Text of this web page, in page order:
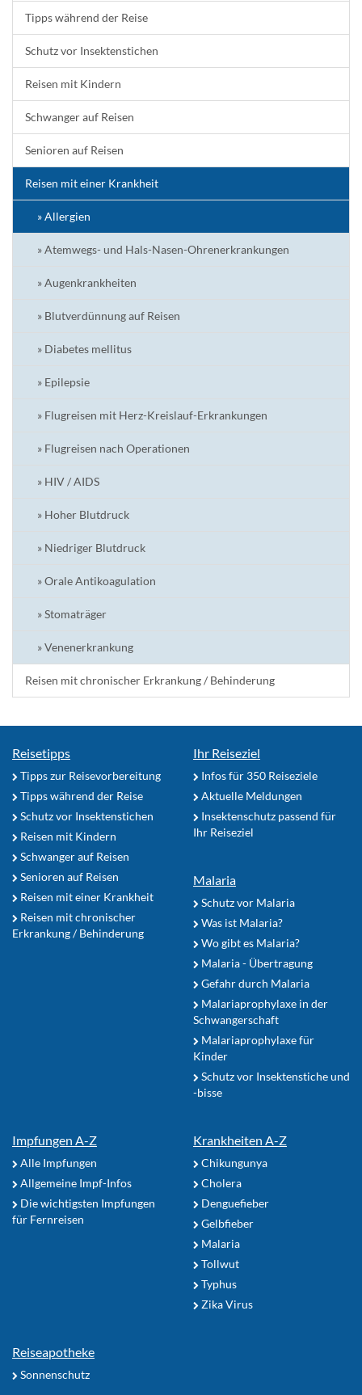
Tipps während der Reise
Schutz vor Insektenstichen
Reisen mit Kindern
Schwanger auf Reisen
Senioren auf Reisen
Reisen mit einer Krankheit
» Allergien
» Atemwegs- und Hals-Nasen-Ohrenerkrankungen
» Augenkrankheiten
» Blutverdünnung auf Reisen
» Diabetes mellitus
» Epilepsie
» Flugreisen mit Herz-Kreislauf-Erkrankungen
» Flugreisen nach Operationen
» HIV / AIDS
» Hoher Blutdruck
» Niedriger Blutdruck
» Orale Antikoagulation
» Stomaträger
» Venenerkrankung
Reisen mit chronischer Erkrankung / Behinderung
Reisetipps
Tipps zur Reisevorbereitung
Tipps während der Reise
Schutz vor Insektenstichen
Reisen mit Kindern
Schwanger auf Reisen
Senioren auf Reisen
Reisen mit einer Krankheit
Reisen mit chronischer
Erkrankung / Behinderung
Ihr Reiseziel
Infos für 350 Reiseziele
Aktuelle Meldungen
Insektenschutz passend für
Ihr Reiseziel
Malaria
Schutz vor Malaria
Was ist Malaria?
Wo gibt es Malaria?
Malaria - Übertragung
Gefahr durch Malaria
Malariaprophylaxe in der
Schwangerschaft
Malariaprophylaxe für
Kinder
Schutz vor Insektenstiche und
-bisse
Impfungen A-Z
Alle Impfungen
Allgemeine Impf-Infos
Die wichtigsten Impfungen
für Fernreisen
Krankheiten A-Z
Chikungunya
Cholera
Denguefieber
Gelbfieber
Malaria
Tollwut
Typhus
Zika Virus
Reiseapotheke
Sonnenschutz